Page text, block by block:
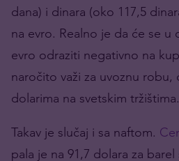
dana) i dinara (oko 117,5
na evro. Realno je da će se u
evro odraziti negativno na
naročito važi za uvoznu robu,
dolarima na svetskim tržištima.
Takav je slučaj i sa naftom.
pala je na 91,7 dolara za